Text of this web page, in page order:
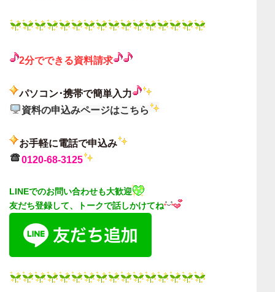
2分でできる資料請求
パソコン･携帯で簡単入力
資料の申込みページはこちら
お手軽に電話で申込み
0120-68-3125
LINEでのお問い合わせも大歓迎
友だち登録して、トークで話しかけてね